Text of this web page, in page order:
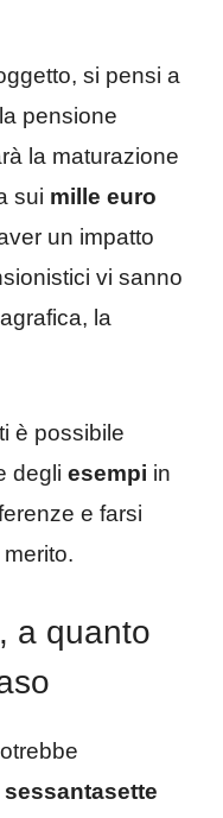
si pensi a
pensione
la maturazione
sui mille euro
un impatto
vi sanno
la
è possibile
degli esempi in
e farsi
merito.
a quanto
sessantasette